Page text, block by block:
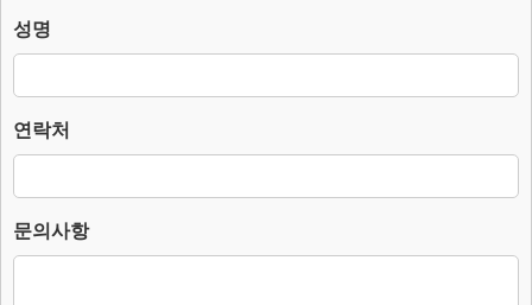
– 수집방법 : 웹사이트에 고객이 직접 입력.
를 지체 없이 파기합니다.
단, 다음의 정보에 대해서는 아래의 이유로 명시한 기간 동안 보존합니
– 보존 항목 : 이름, 연락처, 문의사항.
– 보존 근거 : 소비자의 불만 또는 분쟁처리에 관한 기록.(전자상거래
등에서의 소비자보호에 관한 법률.)
성명
연락처
문의사항